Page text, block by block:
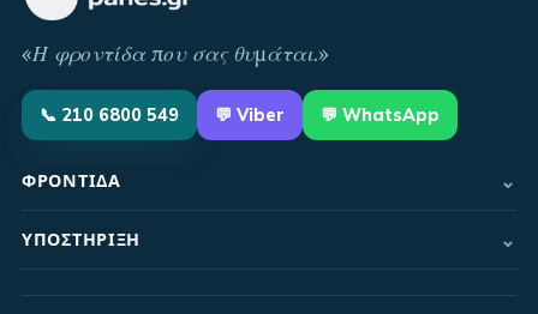
«Η φροντίδα που σας θυμάται.»
📞 210 6800 549 💬 Viber 💬 WhatsApp
ΦΡΟΝΤΊΔΑ ⌄
ΥΠΟΣΤΉΡΙΞΗ ⌄